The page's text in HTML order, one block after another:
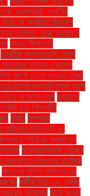
‘রহস্যময়ী’ তরুণীর
নিয়ে যে অযাচিত উদ্বেগ
তালিকা: কারা আছেন?
ভারত সীমান্তে
ভারতীয় সংস্থাগুলো যেসব
হত্যায় প্রেমিক
আগে ঢেকে দেওয়া হচ্ছে
চালের রপ্তানি মূল্য হ্রাস
যা জানা গেল ভারতের
চার শিক্ষার্থীর
ভ্যাট মঙ্গলবার
আটকের ভিডিওটি ড.
শিবিরের প্রকাশ্যে
ময়েশ্চারাইজার মেখেও
আগ্রাসনে শিশুদের মানসিক
মহানগর পুলিশ কমিশনারের
মাটির নিচে ৮৬ কেজি
লড়ছেন ফুটবলার মাঠে সংঘর্ষ